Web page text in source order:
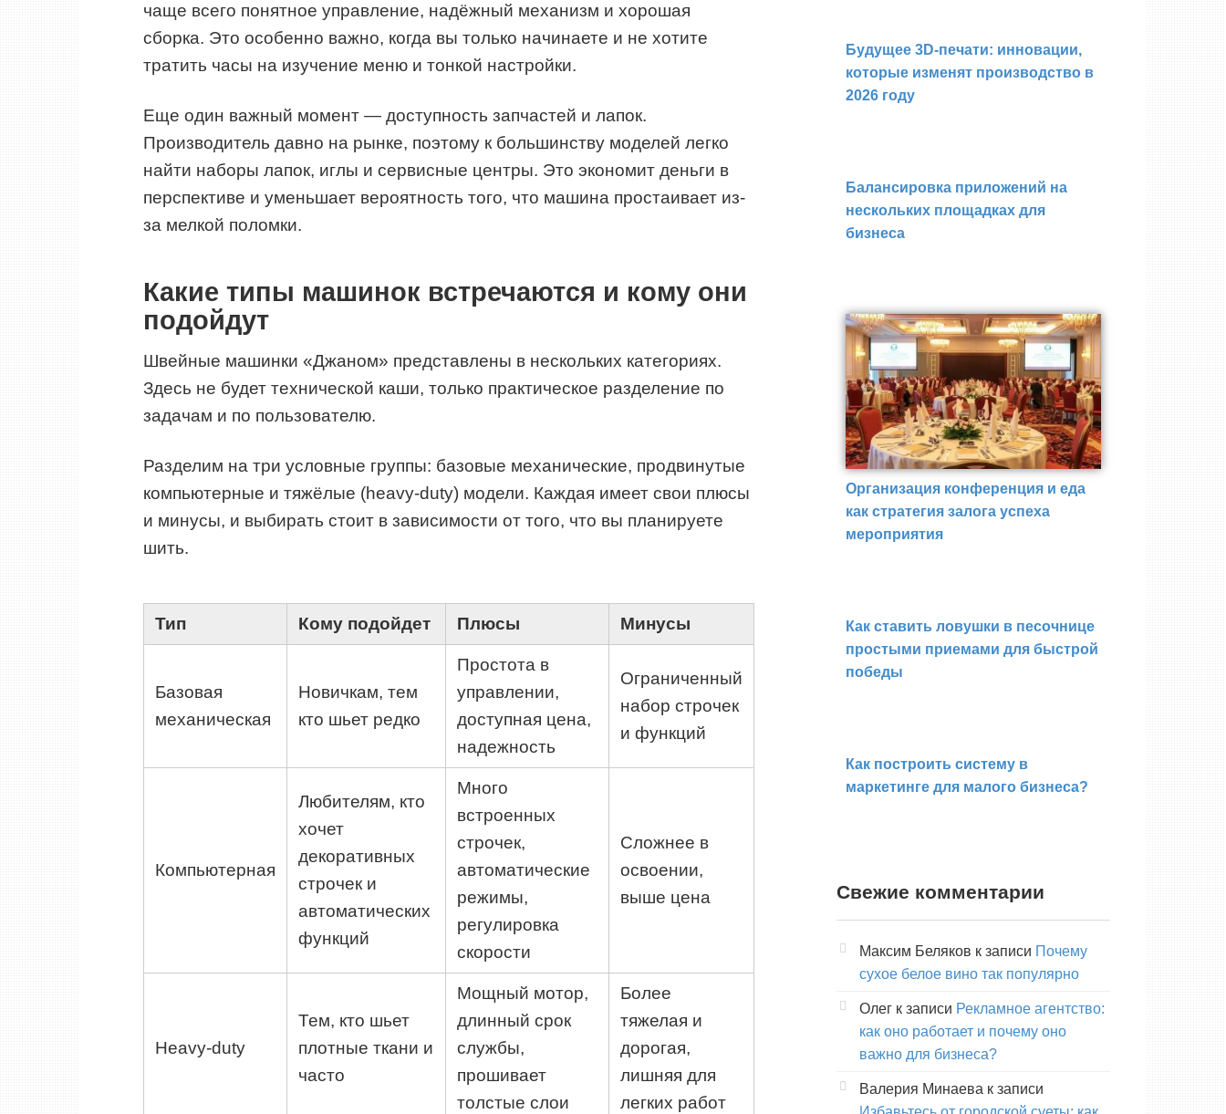
чаще всего понятное управление, надёжный механизм и хорошая
сборка. Это особенно важно, когда вы только начинаете и не хотите
тратить часы на изучение меню и тонкой настройки.
Еще один важный момент — доступность запчастей и лапок.
Производитель давно на рынке, поэтому к большинству моделей легко
найти наборы лапок, иглы и сервисные центры. Это экономит деньги в
перспективе и уменьшает вероятность того, что машина простаивает из-
за мелкой поломки.
Какие типы машинок встречаются и кому они
подойдут
Швейные машинки «Джаном» представлены в нескольких категориях.
Здесь не будет технической каши, только практическое разделение по
задачам и по пользователю.
Разделим на три условные группы: базовые механические, продвинутые
компьютерные и тяжёлые (heavy-duty) модели. Каждая имеет свои плюсы
и минусы, и выбирать стоит в зависимости от того, что вы планируете
шить.
Тип Кому подойдет Плюсы Минусы
Базовая
механическая
Новичкам, тем
кто шьет редко
Простота в
управлении,
доступная цена,
надежность
Ограниченный
набор строчек
и функций
Компьютерная
Любителям, кто
хочет
декоративных
строчек и
автоматических
функций
Много
встроенных
строчек,
автоматические
режимы,
регулировка
скорости
Сложнее в
освоении,
выше цена
Heavy-duty
Тем, кто шьет
плотные ткани и
часто
Мощный мотор,
длинный срок
службы,
прошивает
толстые слои
Более
тяжелая и
дорогая,
лишняя для
легких работ
Будущее 3D-печати: инновации,
которые изменят производство в
2026 году
Балансировка приложений на
нескольких площадках для
бизнеса
Организация конференция и еда
как стратегия залога успеха
мероприятия
Как ставить ловушки в песочнице
простыми приемами для быстрой
победы
Как построить систему в
маркетинге для малого бизнеса?
Свежие комментарии
Максим Беляков к записи Почему
сухое белое вино так популярно
Олег к записи Рекламное агентство:
как оно работает и почему оно
важно для бизнеса?
Валерия Минаева к записи